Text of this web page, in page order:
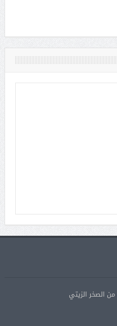
من الصخر الزيتي